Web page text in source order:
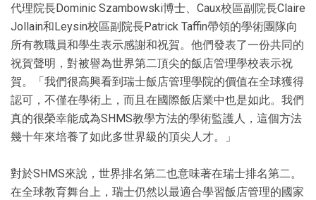
代理院長Dominic Szambowski博士、Caux校區副院長Claire
Jollain和Leysin校區副院長Patrick Taffin帶領的學術團隊向
所有教職員和學生表示感謝和祝賀。他們發表了一份共同的
祝賀聲明，對被譽為世界第二頂尖的飯店管理學校表示祝
賀。「我們很高興看到瑞士飯店管理學院的價值在全球獲得
認可，不僅在學術上，而且在國際飯店業中也是如此。我們
真的很榮幸能成為SHMS教學方法的學術監護人，這個方法
幾十年來培養了如此多世界級的頂尖人才。」
對於SHMS來說，世界排名第二也意味著在瑞士排名第二。
在全球教育舞台上，瑞士仍然以最適合學習飯店管理的國家